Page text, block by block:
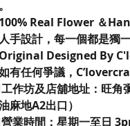
Real Flower ＆
手設計，每一個都是獨
Designed By
有任何爭議，
工作坊及店舖地址：旺
油麻地A2出口）
營業時間：星期一至日